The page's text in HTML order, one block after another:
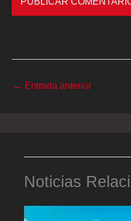
← Entrada anterior
Noticias